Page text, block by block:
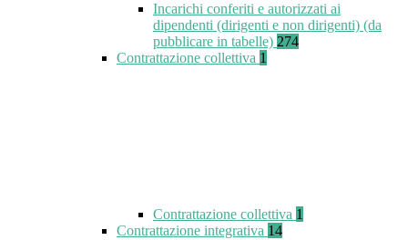
Incarichi conferiti e autorizzati ai
dipendenti (dirigenti e non dirigenti) (da
pubblicare in tabelle) 274
Contrattazione collettiva 1
Contrattazione collettiva 1
Contrattazione integrativa 14